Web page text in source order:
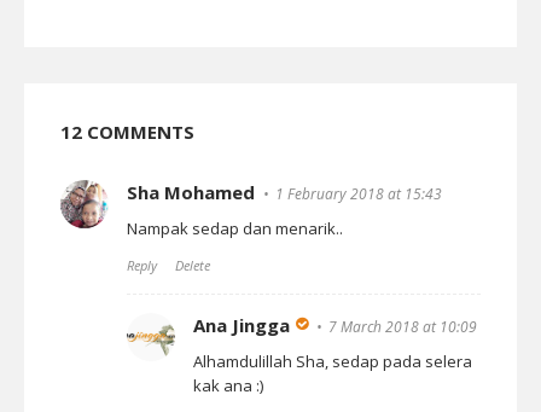
12 COMMENTS
Sha Mohamed 1 February 2018 at 15:43
Nampak sedap dan menarik..
Reply Delete
Ana Jingga 7 March 2018 at 10:09
Alhamdulillah Sha, sedap pada selera
kak ana :)